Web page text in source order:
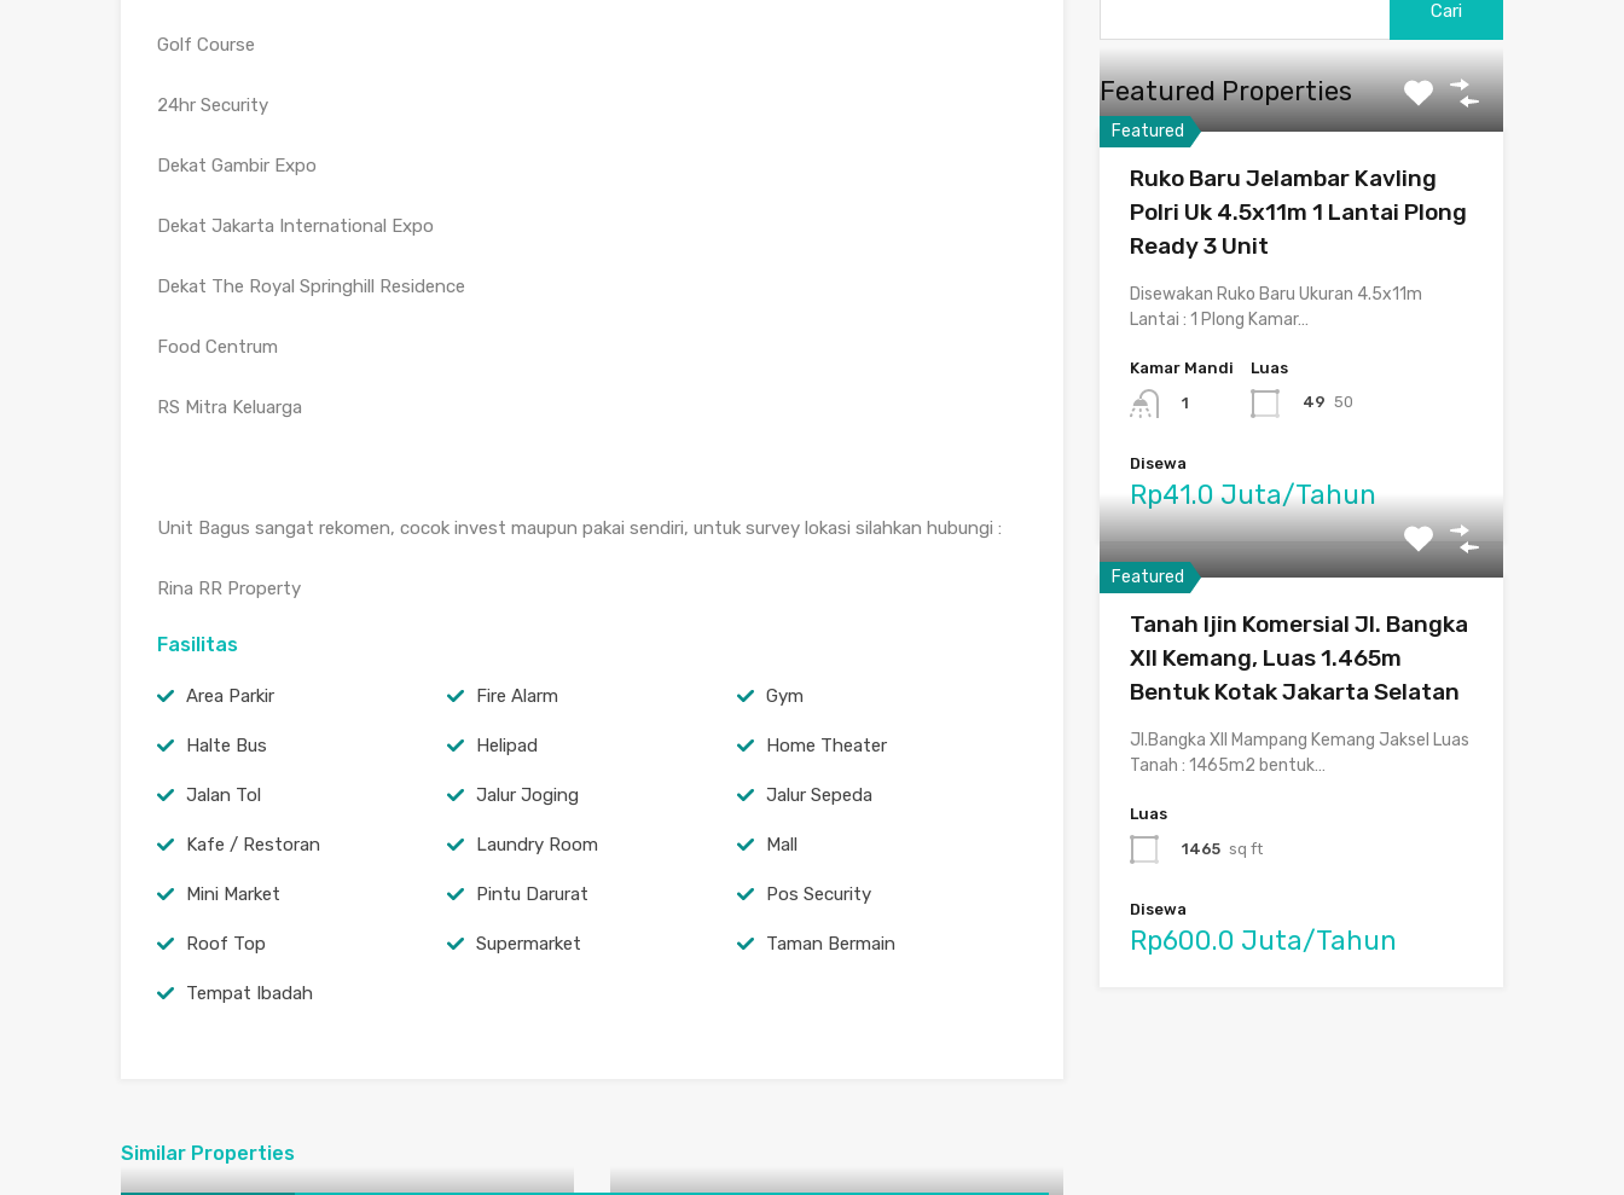
Golf Course
24hr Security
Dekat Gambir Expo
Dekat Jakarta International Expo
Dekat The Royal Springhill Residence
Food Centrum
RS Mitra Keluarga
Unit Bagus sangat rekomen, cocok invest maupun pakai sendiri, untuk survey lokasi silahkan hubungi :
Rina RR Property
Fasilitas
Area Parkir Fire Alarm Gym
Halte Bus Helipad Home Theater
Jalan Tol Jalur Joging Jalur Sepeda
Kafe / Restoran Laundry Room Mall
Mini Market Pintu Darurat Pos Security
Roof Top Supermarket Taman Bermain
Tempat Ibadah
Similar Properties
untuk:
Featured Properties
Featured
Ruko Baru Jelambar Kavling
Polri Uk 4.5x11m 1 Lantai Plong
Ready 3 Unit
Disewakan Ruko Baru Ukuran 4.5x11m
Lantai : 1 Plong Kamar…
Kamar Mandi
1
Luas
49 50
Disewa
Rp41.0 Juta/Tahun
Featured
Tanah Ijin Komersial Jl. Bangka
XII Kemang, Luas 1.465m
Bentuk Kotak Jakarta Selatan
Jl.Bangka XII Mampang Kemang Jaksel Luas
Tanah : 1465m2 bentuk…
Luas
1465 sq ft
Disewa
Rp600.0 Juta/Tahun